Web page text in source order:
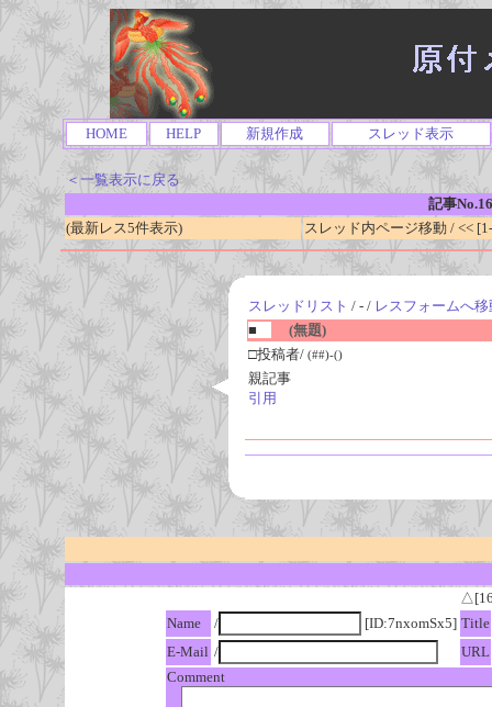
HOME HELP 新規作成 スレッド表示
＜一覧表示に戻る
記事
(最新レス5件表示)
スレッド内ページ移動 / <<
スレッドリスト / - / レスフォームへ移
■
(無題)
□投稿者/ (##)-()
親記事
引用
Name
/ [ID:7nxomSx5] Title
E-Mail /
URL
Comment